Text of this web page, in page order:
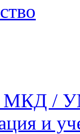
МКД /
и